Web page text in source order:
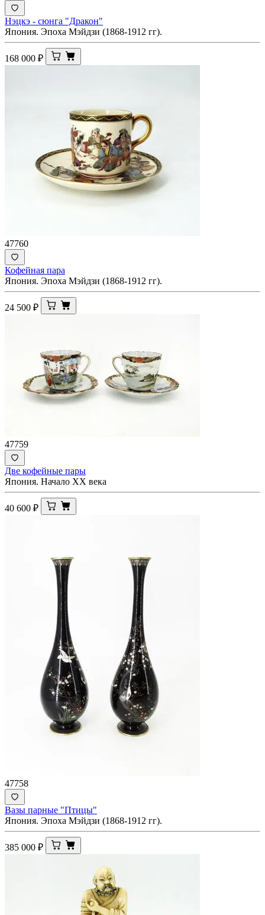
Нэцкэ - сюнга "Дракон"
Япония. Эпоха Мэйдзи (1868-1912 гг).
168 000 ₽
47760
Кофейная пара
Япония. Эпоха Мэйдзи (1868-1912 гг).
24 500 ₽
47759
Две кофейные пары
Япония. Начало XX века
40 600 ₽
47758
Вазы парные "Птицы"
Япония. Эпоха Мэйдзи (1868-1912 гг).
385 000 ₽